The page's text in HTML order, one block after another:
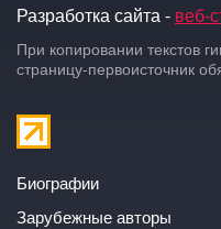
Разработка сайта - веб-
При копировании текстов
страницу-первоисточник
Биографии
Зарубежные авторы